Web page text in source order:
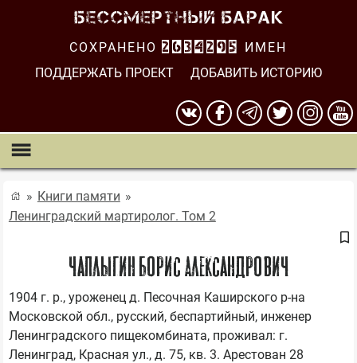
СОХРАНЕНО 2634295
ИМЕН
ПОДДЕРЖАТЬ ПРОЕКТ
ДОБАВИТЬ ИСТОРИЮ
Книги памяти
Ленинградский мартиролог. Том 2
Чаплыгин Борис Александрович
1904 г. р., уроженец д. Песочная Каширского р-на
Московской обл., русский, беспартийный, инженер
Ленинградского пищекомбината, проживал: г.
Ленинград, Красная ул., д. 75, кв. 3. Арестован 28